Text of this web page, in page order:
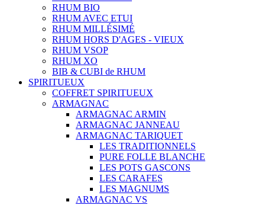
RHUM BIO
RHUM AVEC ETUI
RHUM MILLÉSIMÉ
RHUM HORS D'AGES - VIEUX
RHUM VSOP
RHUM XO
BIB & CUBI de RHUM
SPIRITUEUX
COFFRET SPIRITUEUX
ARMAGNAC
ARMAGNAC ARMIN
ARMAGNAC JANNEAU
ARMAGNAC TARIQUET
LES TRADITIONNELS
PURE FOLLE BLANCHE
LES POTS GASCONS
LES CARAFES
LES MAGNUMS
ARMAGNAC VS